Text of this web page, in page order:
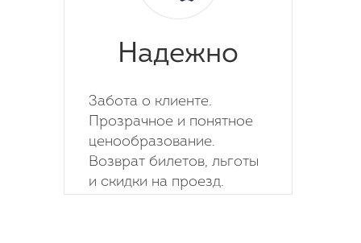
Надежно
Забота о клиенте.
Прозрачное и понятное
ценообразование.
Возврат билетов, льготы
и скидки на проезд.